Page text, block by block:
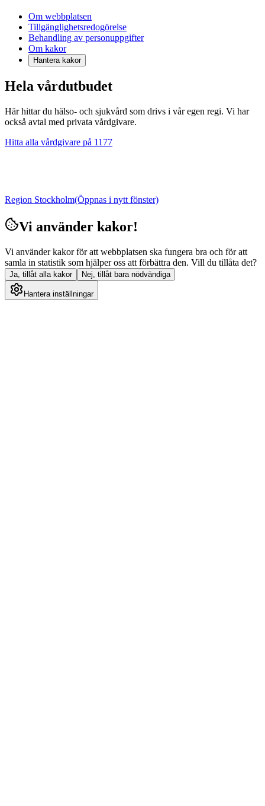
Om webbplatsen
Tillgänglighetsredogörelse
Behandling av personuppgifter
Om kakor
Hantera kakor
Hela vårdutbudet
Här hittar du hälso- och sjukvård som drivs i vår egen regi. Vi har
också avtal med privata vårdgivare.
Hitta alla vårdgivare på 1177
Region Stockholm(Öppnas i nytt fönster)
Vi använder kakor!
Vi använder kakor för att webbplatsen ska fungera bra och för att
samla in statistik som hjälper oss att förbättra den. Vill du tillåta det?
Ja, tillåt alla kakor Nej, tillåt bara nödvändiga
Hantera inställningar